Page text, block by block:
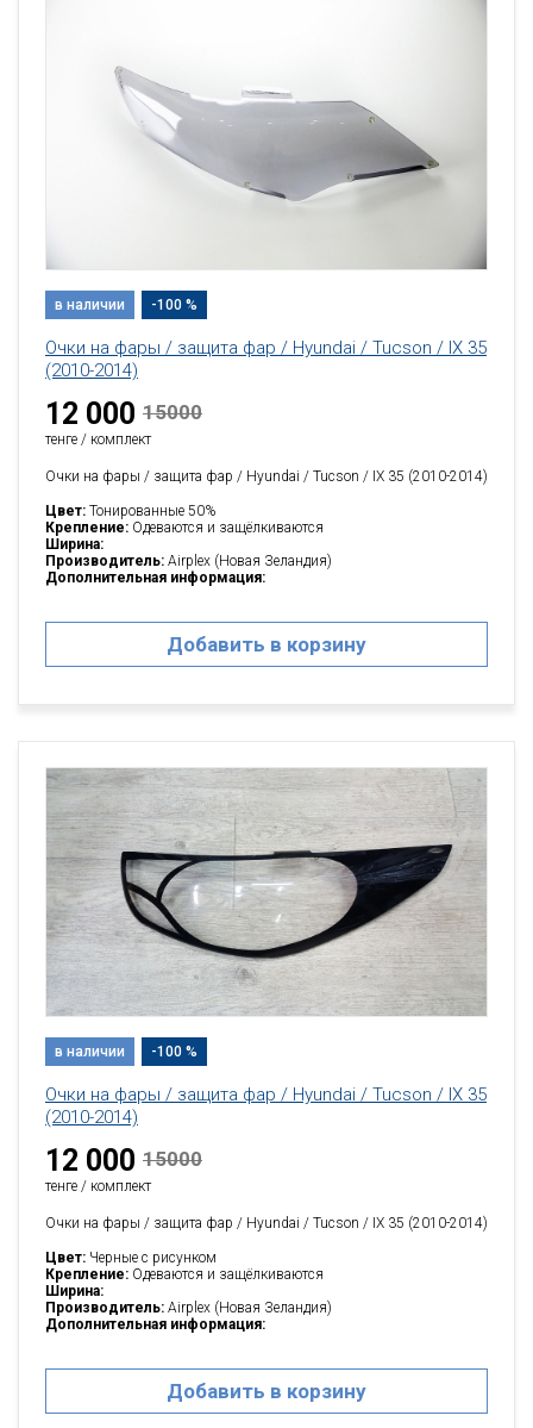
в наличии -100 %
Очки на фары / защита фар / Hyundai / Tucson / IX 35
(2010-2014)
12 000 15000
тенге / комплект
Очки на фары / защита фар / Hyundai / Tucson / IX 35 (2010-2014)
Цвет: Тонированные 50%
Крепление: Одеваются и защёлкиваются
Ширина:
Производитель: Airplex (Новая Зеландия)
Дополнительная информация:
Добавить в корзину
в наличии -100 %
Очки на фары / защита фар / Hyundai / Tucson / IX 35
(2010-2014)
12 000 15000
тенге / комплект
Очки на фары / защита фар / Hyundai / Tucson / IX 35 (2010-2014)
Цвет: Черные с рисунком
Крепление: Одеваются и защёлкиваются
Ширина:
Производитель: Airplex (Новая Зеландия)
Дополнительная информация:
Добавить в корзину